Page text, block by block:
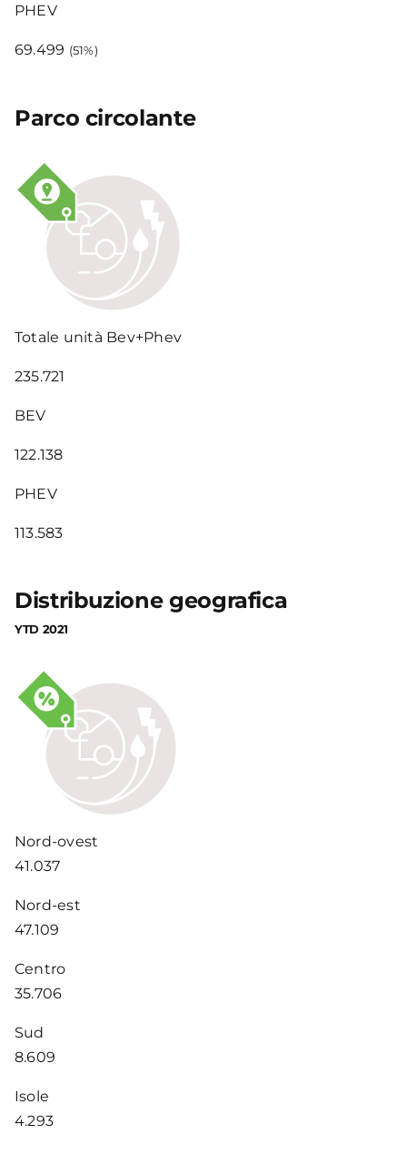
PHEV
69.499 (51%)
Parco circolante
Totale unità Bev+Phev
235.721
BEV
122.138
PHEV
113.583
Distribuzione geografica
YTD 2021
Nord-ovest
41.037
Nord-est
47.109
Centro
35.706
Sud
8.609
Isole
4.293